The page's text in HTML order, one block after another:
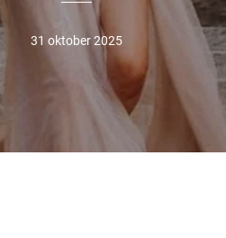
31 oktober 2025